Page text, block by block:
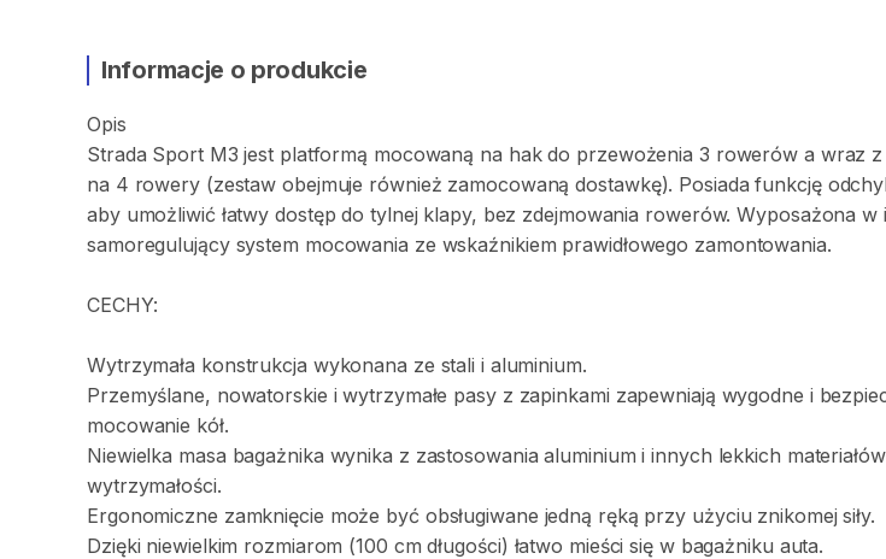
Informacje o produkcie
Opis
Strada Sport M3 jest platformą mocowaną na hak do przewożenia 3 rowerów a wraz z
na 4 rowery (zestaw obejmuje również zamocowaną dostawkę). Posiada funkcję
aby umożliwić łatwy dostęp do tylnej klapy​,​ bez zdejmowania rowerów. Wyposażona w
samoregulujący system mocowania ze wskaźnikiem prawidłowego zamontowania.
CECHY:
Wytrzymała konstrukcja wykonana ze stali i aluminium.
Przemyślane​,​ nowatorskie i wytrzymałe pasy z zapinkami zapewniają wygodne i
mocowanie kół.
Niewielka masa bagażnika wynika z zastosowania aluminium i innych lekkich materiałów
wytrzymałości.
Ergonomiczne zamknięcie może być obsługiwane jedną ręką przy użyciu znikomej siły.
Dzięki niewielkim rozmiarom (100 cm długości) łatwo mieści się w bagażniku auta.